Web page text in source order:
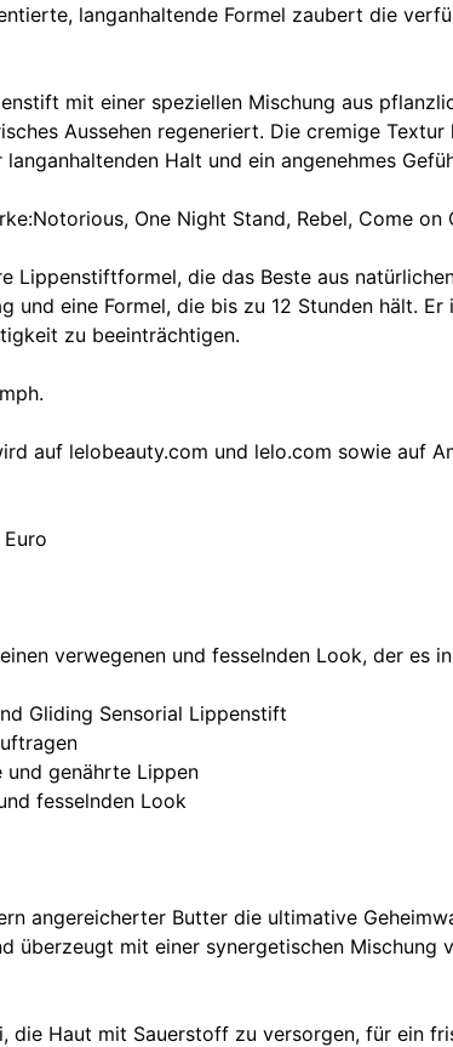
langanhaltende Formel zaubert die
mit einer speziellen Mischung aus
Aussehen regeneriert. Die cremige
Halt und ein angenehmes
One Night Stand, Rebel, Come on
Lippenstiftformel, die das Beste aus
eine Formel, die bis zu 12 Stunden hält.
zu beeinträchtigen.
auf lelobeauty.com und lelo.com sowie auf
verwegenen und fesselnden Look, der es
Gliding Sensorial Lippenstift
und genährte Lippen
fesselnden Look
angereicherter Butter die ultimative
überzeugt mit einer synergetischen
Haut mit Sauerstoff zu versorgen, für ein